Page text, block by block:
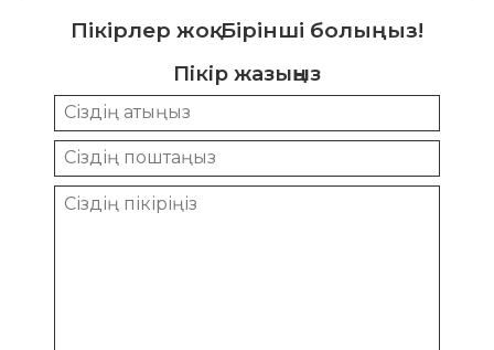
Пікірлер жоқ. Бірінші болыңыз!
Пікір жазыңыз